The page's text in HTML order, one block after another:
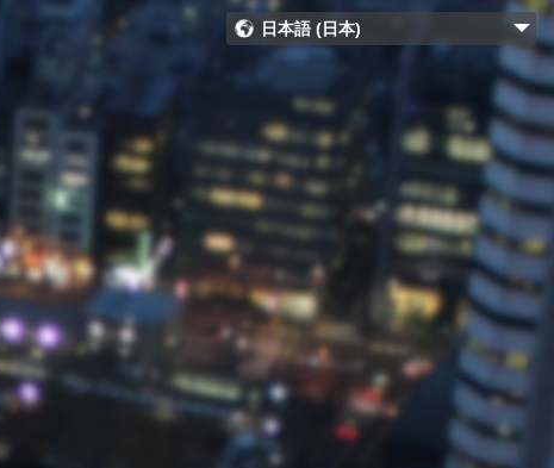
日本語 (日本)